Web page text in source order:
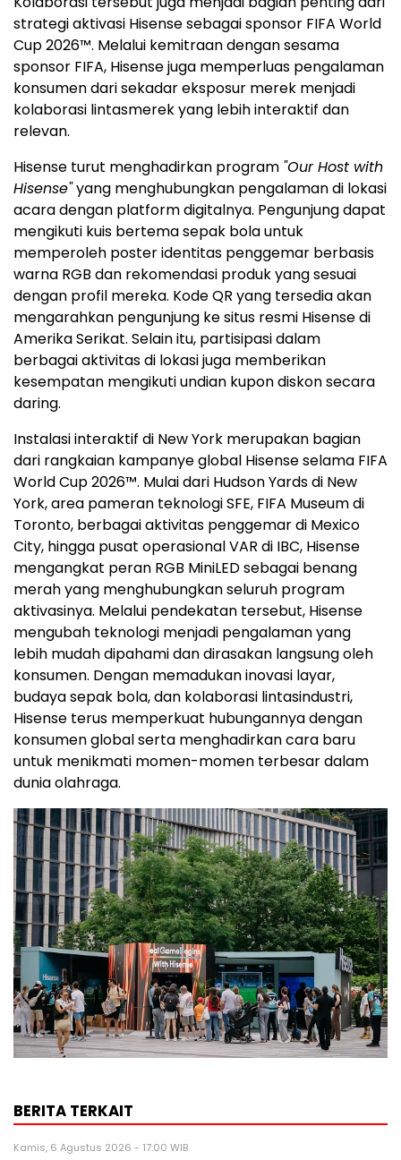
strategi aktivasi Hisense sebagai sponsor FIFA World
Cup 2026™. Melalui kemitraan dengan sesama
sponsor FIFA, Hisense juga memperluas pengalaman
konsumen dari sekadar eksposur merek menjadi
kolaborasi lintasmerek yang lebih interaktif dan
relevan.
Hisense turut menghadirkan program "Our Host with
Hisense"yang menghubungkan pengalaman di lokasi
acara dengan platform digitalnya. Pengunjung dapat
mengikuti kuis bertema sepak bola untuk
memperoleh poster identitas penggemar berbasis
warna RGB dan rekomendasi produk yang sesuai
dengan profil mereka. Kode QR yang tersedia akan
mengarahkan pengunjung ke situs resmi Hisense di
Amerika Serikat. Selain itu, partisipasi dalam
berbagai aktivitas di lokasi juga memberikan
kesempatan mengikuti undian kupon diskon secara
daring.
Instalasi interaktif di New York merupakan bagian
dari rangkaian kampanye global Hisense selama FIFA
World Cup 2026™. Mulai dari Hudson Yards di New
York, area pameran teknologi SFE, FIFA Museum di
Toronto, berbagai aktivitas penggemar di Mexico
City, hingga pusat operasional VAR di IBC, Hisense
mengangkat peran RGB MiniLED sebagai benang
merah yang menghubungkan seluruh program
aktivasinya. Melalui pendekatan tersebut, Hisense
mengubah teknologi menjadi pengalaman yang
lebih mudah dipahami dan dirasakan langsung oleh
konsumen. Dengan memadukan inovasi layar,
budaya sepak bola, dan kolaborasi lintasindustri,
Hisense terus memperkuat hubungannya dengan
konsumen global serta menghadirkan cara baru
untuk menikmati momen-momen terbesar dalam
dunia olahraga.
BERITA TERKAIT
Kamis, 6 Agustus 2026 - 17:00 WIB